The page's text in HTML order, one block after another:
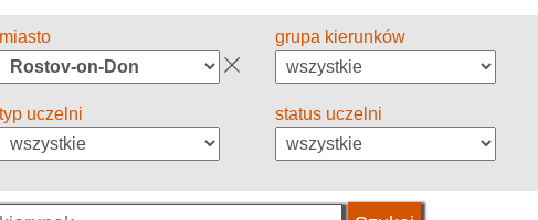
miasto grupa kierunków
typ uczelni status uczelni